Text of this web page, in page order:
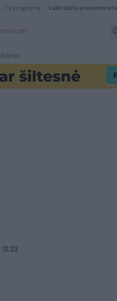
TV programa Laikraščio prenumerata